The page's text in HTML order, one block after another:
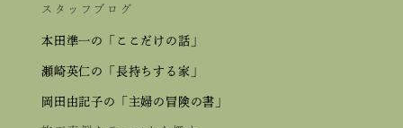
スタッフブログ
本田準一の「ここだけの話」
瀬崎英仁の「長持ちする家」
岡田由記子の「主婦の冒険の書」